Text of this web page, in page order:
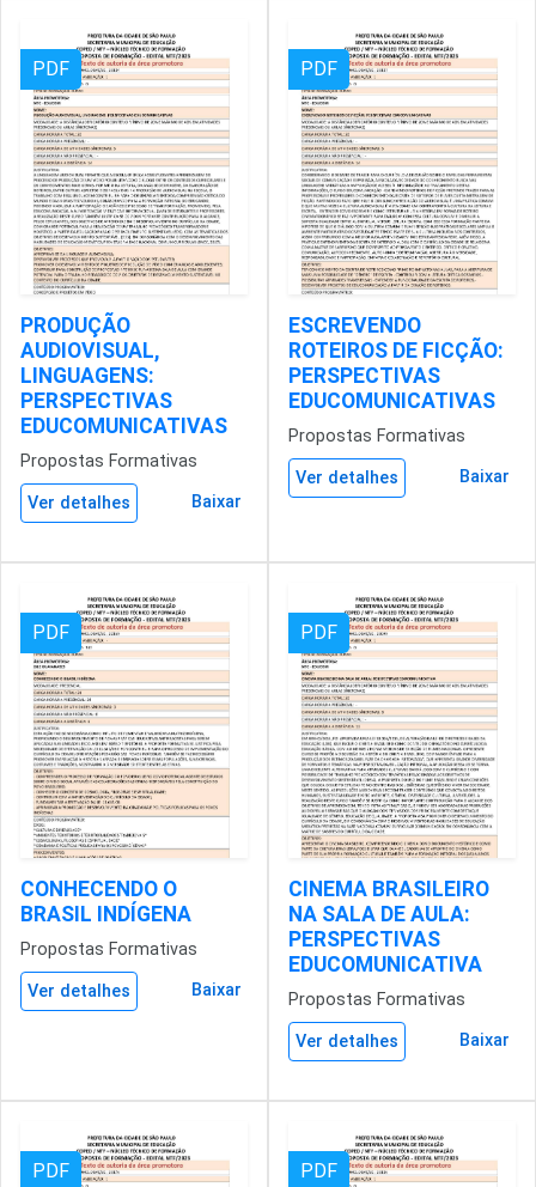
PDF
PRODUÇÃO
AUDIOVISUAL,
LINGUAGENS:
PERSPECTIVAS
EDUCOMUNICATIVAS
Propostas Formativas
Ver detalhes Baixar
PDF
ESCREVENDO
ROTEIROS DE FICÇÃO:
PERSPECTIVAS
EDUCOMUNICATIVAS
Propostas Formativas
Ver detalhes Baixar
PDF
CONHECENDO O
BRASIL INDÍGENA
Propostas Formativas
Ver detalhes Baixar
PDF
CINEMA BRASILEIRO
NA SALA DE AULA:
PERSPECTIVAS
EDUCOMUNICATIVA
Propostas Formativas
Ver detalhes Baixar
PDF PDF